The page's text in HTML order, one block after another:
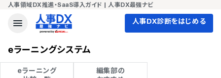
人事領域DX推進・SaaS導入ガイド | 人事DX最強ナビ
人事DX診断をはじめる
eラーニングシステム
eラーニング
編集部の